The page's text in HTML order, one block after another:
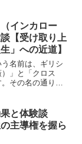
割れやすいため
こと...
インカロー
【受け取り上
」への近道】
名前は、ギリシ
」と「クロス
。その名の通り、
。日本では、イ
のほう...
と体験談
主導権を握ら